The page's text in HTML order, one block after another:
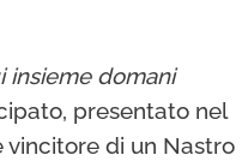
insieme domani
presentato nel
vincitore di un Nastro